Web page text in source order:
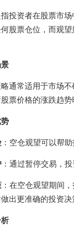
投资者在股票市
股票仓位，而观
通常适用于市场
票价格的涨跌趋
：空仓观望可以帮
：通过暂停交易，
：在空仓观望期间
出更准确的投资决